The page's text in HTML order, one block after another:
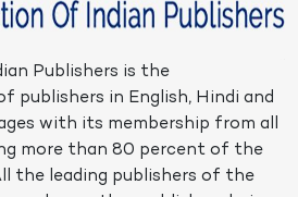
Publishers is the
publishers in English, Hindi and
with its membership from all
more than 80 percent of the
the leading publishers of the